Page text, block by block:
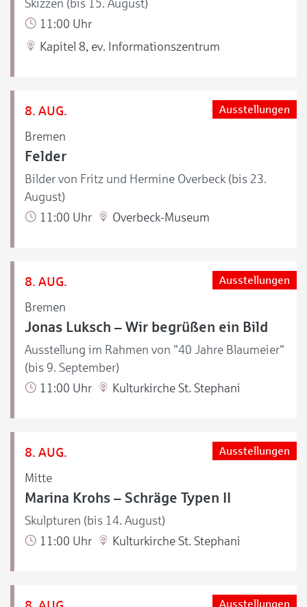
Skizzen (bis 15. August)
11:00 Uhr
Kapitel 8, ev. Informationszentrum
8. AUG.
Bremen
Ausstellungen
Felder
Bilder von Fritz und Hermine Overbeck (bis 23.
August)
11:00 Uhr
Overbeck-Museum
8. AUG.
Bremen
Ausstellungen
Jonas Luksch – Wir begrüßen ein Bild
Ausstellung im Rahmen von "40 Jahre Blaumeier"
(bis 9. September)
11:00 Uhr
Kulturkirche St. Stephani
8. AUG.
Mitte
Ausstellungen
Marina Krohs – Schräge Typen II
Skulpturen (bis 14. August)
11:00 Uhr
Kulturkirche St. Stephani
Ausstellungen